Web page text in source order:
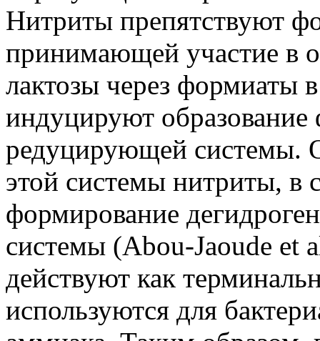
Нитриты препятствуют
принимающей участие в
лактозы через формиаты
индуцируют образование
редуцирующей системы.
этой системы нитриты, в
формирование
системы (Abou-Jaoude et
действуют как
используются для